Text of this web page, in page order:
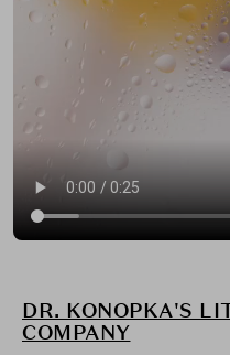
DR. KONOPKA'S
COMPANY